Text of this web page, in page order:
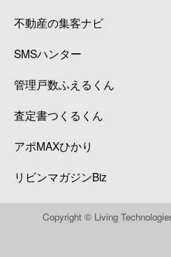
不動産の集客ナビ
SMSハンター
管理戸数ふえるくん
査定書つくるくん
アポMAXひかり
リビンマガジンBiz
Copyright © Living